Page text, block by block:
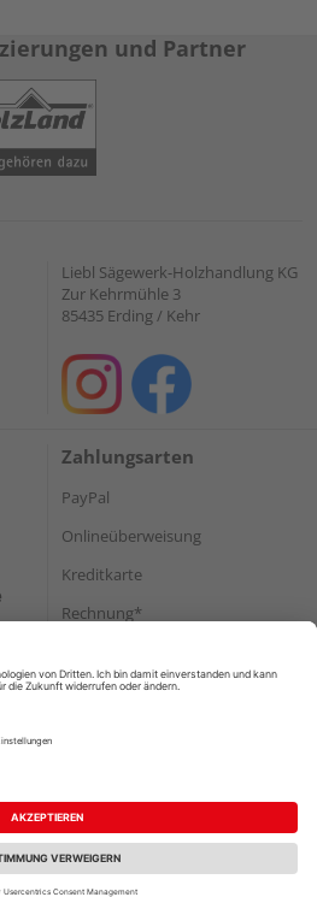
und Partner
Liebl Sägewerk-Holzhandlung KG
Zur Kehrmühle 3
85435 Erding / Kehr
Zahlungsarten
PayPal
Onlineüberweisung
Kreditkarte
Rechnung*
Versand
Widerruf
Datenschutz
Vertrag widerrufen